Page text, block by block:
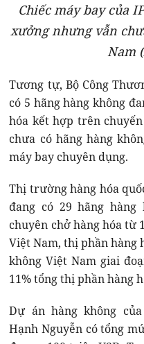
Chiếc máy bay của
xưởng nhưng vẫn
Nam
Tương tự, Bộ Công
có 5 hãng hàng không
hóa kết hợp trên
chưa có hãng hàng
máy bay chuyên dụng.
Thị trường hàng hóa
đang có 29 hãng
chuyên chở hàng hóa từ
Việt Nam, thị phần hàng
không Việt Nam giai
11% tổng thị phần hàng
Dự án hàng không
Hạnh Nguyễn có tổng